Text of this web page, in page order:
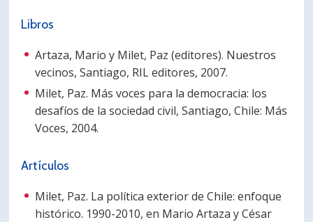
Libros
Artaza, Mario y Milet, Paz (editores). Nuestros
vecinos, Santiago, RIL editores, 2007.
Milet, Paz. Más voces para la democracia: los
desafíos de la sociedad civil, Santiago, Chile: Más
Voces, 2004.
Artículos
Milet, Paz. La política exterior de Chile: enfoque
histórico. 1990-2010, en Mario Artaza y César